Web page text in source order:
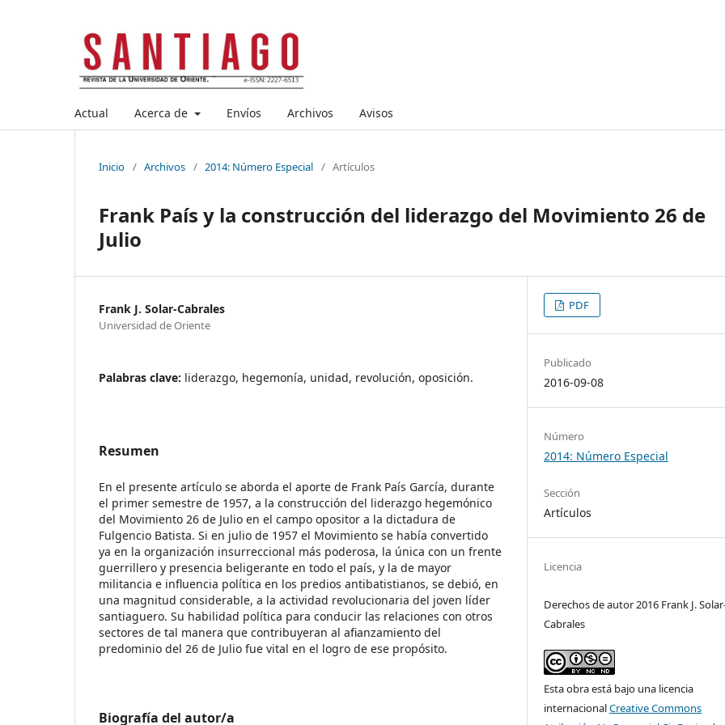
Actual Acerca de Envíos Archivos Avisos
Inicio / Archivos / 2014: Número Especial / Artículos
Frank País y la construcción del liderazgo del Movimiento 26 de
Julio
Frank J. Solar-Cabrales
Universidad de Oriente
Palabras clave: liderazgo, hegemonía, unidad, revolución, oposición.
Resumen
En el presente artículo se aborda el aporte de Frank País García, durante
el primer semestre de 1957, a la construcción del liderazgo hegemónico
del Movimiento 26 de Julio en el campo opositor a la dictadura de
Fulgencio Batista. Si en julio de 1957 el Movimiento se había convertido
ya en la organización insurreccional más poderosa, la única con un frente
guerrillero y presencia beligerante en todo el país, y la de mayor
militancia e influencia política en los predios antibatistianos, se debió, en
una magnitud considerable, a la actividad revolucionaria del joven líder
santiaguero. Su habilidad política para conducir las relaciones con otros
sectores de tal manera que contribuyeran al afianzamiento del
predominio del 26 de Julio fue vital en el logro de ese propósito.
Biografía del autor/a
PDF
Publicado
2016-09-08
Número
2014: Número Especial
Sección
Artículos
Licencia
Derechos de autor 2016 Frank J.
Cabrales
Esta obra está bajo una licencia
internacionalCreative Commons